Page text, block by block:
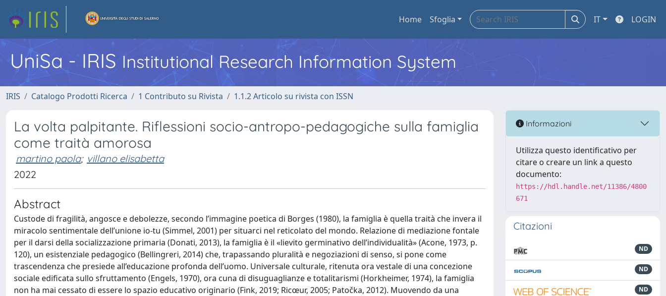
Home Sfoglia IT LOGIN
UniSa - IRIS Institutional Research Information System
IRIS Catalogo Prodotti Ricerca 1 Contributo su Rivista 1.1.2 Articolo su rivista con ISSN
La volta palpitante. Riflessioni socio-antropo-pedagogiche sulla famiglia
come traità amorosa
martino paola; villano elisabetta
2022
Abstract
Custode di fragilità, angosce e debolezze, secondo l’immagine poetica di Borges (1980), la famiglia è quella traità che invera il
miracolo sentimentale dell’unione io-tu (Simmel, 2001) per situarci nel reticolato del mondo. Relazione di mediazione fontale
per il darsi della socializzazione primaria (Donati, 2013), la famiglia è il «lievito germinativo dell’individualità» (Acone, 1973, p.
120), un esistenziale pedagogico (Bellingreri, 2014) che, trapassando pluralità e negoziazioni di senso, si pone come
trascendenza che presiede all’educazione profonda dell’uomo. Universale culturale, ritenuta ora vestale di una concezione
sociale edificata sullo sfruttamento (Engels, 1970), ora cuna di disuguaglianze e totalitarismi (Horkheimer, 1974), la famiglia
non ha mai cessato di essere lo spazio educativo originario (Fink, 2019; Ricœur, 2005; Patočka, 2012). Muovendo da una
Informazioni
Utilizza questo identificativo per
citare o creare un link a questo
documento:
https://hdl.handle.net/11386/4800
671
Citazioni
ND
ND
ND